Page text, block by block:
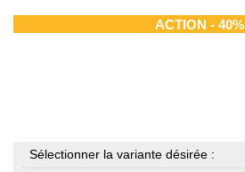
ACTION - 40%
Sélectionner la variante désirée :